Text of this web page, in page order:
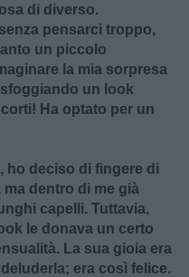
di diverso.
pensarci troppo,
un piccolo
la mia sorpresa
un look
Ha optato per un
ho deciso di fingere di
dentro di me già
capelli. Tuttavia,
le donava un certo
La sua gioia era
era così felice.